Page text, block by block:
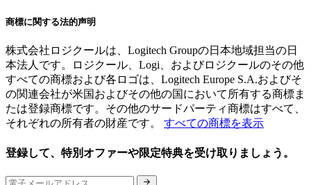
商標に関する法的声明
株式会社ロジクールは、Logitech Groupの日本地域担当の日
本法人です。ロジクール、Logi、およびロジクールのその他
すべての商標および各ロゴは、Logitech Europe S.A.およびそ
の関連会社が米国およびその他の国において所有する商標ま
たは登録商標です。その他のサードパーティ商標はすべて、
それぞれの所有者の財産です。 すべての商標を表示
登録して、特別オファーや限定特典を受け取りましょう。